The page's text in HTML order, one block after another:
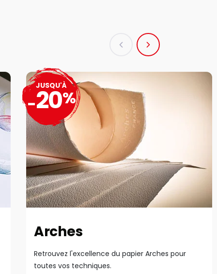
Arches
Retrouvez l'excellence du papier Arches pour
toutes vos techniques.
JUSQU'À
-20%